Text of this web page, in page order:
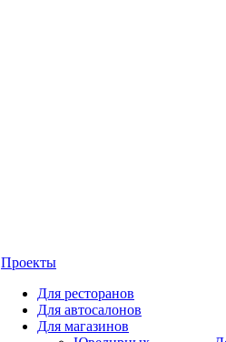
Проекты
Для ресторанов
Для автосалонов
Для магазинов